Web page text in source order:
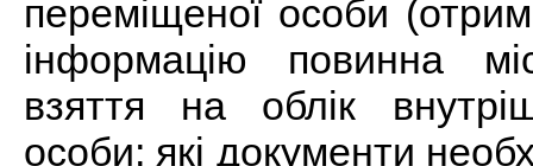
переміщеної особи
інформацію повинна
взяття на облік
особи; які документи